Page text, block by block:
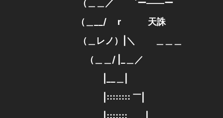
（＿＿／ `ー――ー
（＿__/ r 天誅
（＿レノ）|＼ ＿＿＿
（＿＿/ |_＿／
|:::::::: ￣|